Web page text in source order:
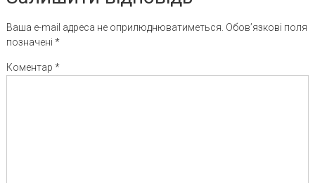
Ваша e-mail адреса не оприлюднюватиметься. Обов’язкові поля
позначені *
Коментар *